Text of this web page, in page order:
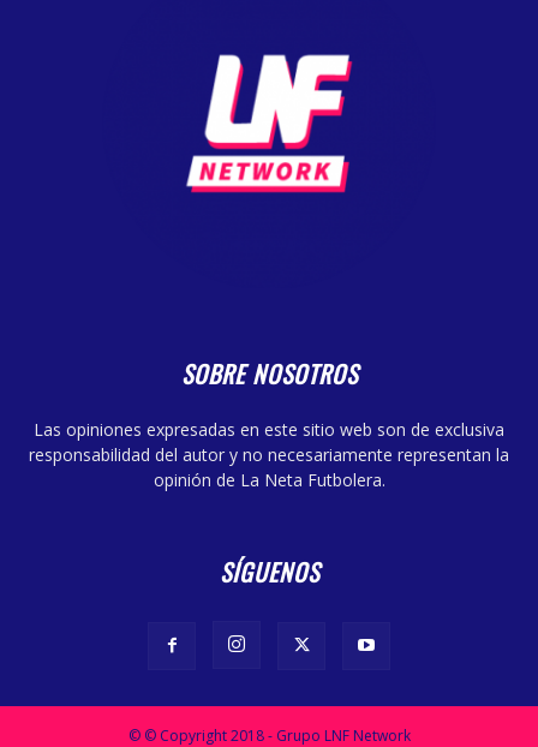
SOBRE NOSOTROS
Las opiniones expresadas en este sitio web son de exclusiva
responsabilidad del autor y no necesariamente representan la
opinión de La Neta Futbolera.
SÍGUENOS
© © Copyright 2018 - Grupo LNF Network